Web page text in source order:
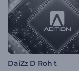
DaiZz D Rohit